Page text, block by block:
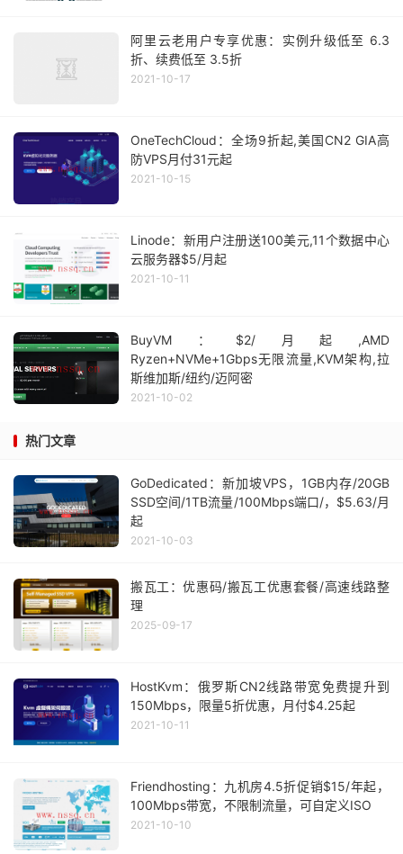
阿里云老用户专享优惠：实例升级低至 6.3
折、续费低至 3.5折
2021-10-17
OneTechCloud：全场9折起,美国CN2 GIA高
防VPS月付31元起
2021-10-15
Linode：新用户注册送100美元,11个数据中心
云服务器$5/月起
2021-10-11
BuyVM：$2/月起,AMD
Ryzen+NVMe+1Gbps无限流量,KVM架构,拉
斯维加斯/纽约/迈阿密
2021-10-02
热门文章
GoDedicated：新加坡VPS，1GB内存/20GB
SSD空间/1TB流量/100Mbps端口/，$5.63/月
起
2021-10-03
搬瓦工：优惠码/搬瓦工优惠套餐/高速线路整
理
2025-09-17
HostKvm：俄罗斯CN2线路带宽免费提升到
150Mbps，限量5折优惠，月付$4.25起
2021-10-11
Friendhosting：九机房4.5折促销$15/年起，
100Mbps带宽，不限制流量，可自定义ISO
2021-10-10